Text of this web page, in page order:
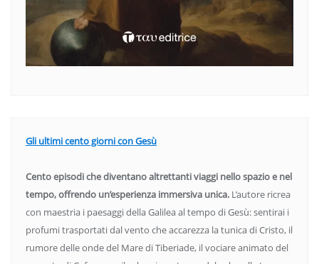
Gli ultimi cento giorni con Gesù
Cento episodi che diventano altrettanti viaggi nello spazio e nel
tempo, offrendo un’esperienza immersiva unica. L’autore ricrea
con maestria i paesaggi della Galilea al tempo di Gesù: sentirai i
profumi trasportati dal vento che accarezza la tunica di Cristo, il
rumore delle onde del Mare di Tiberiade, il vociare animato del